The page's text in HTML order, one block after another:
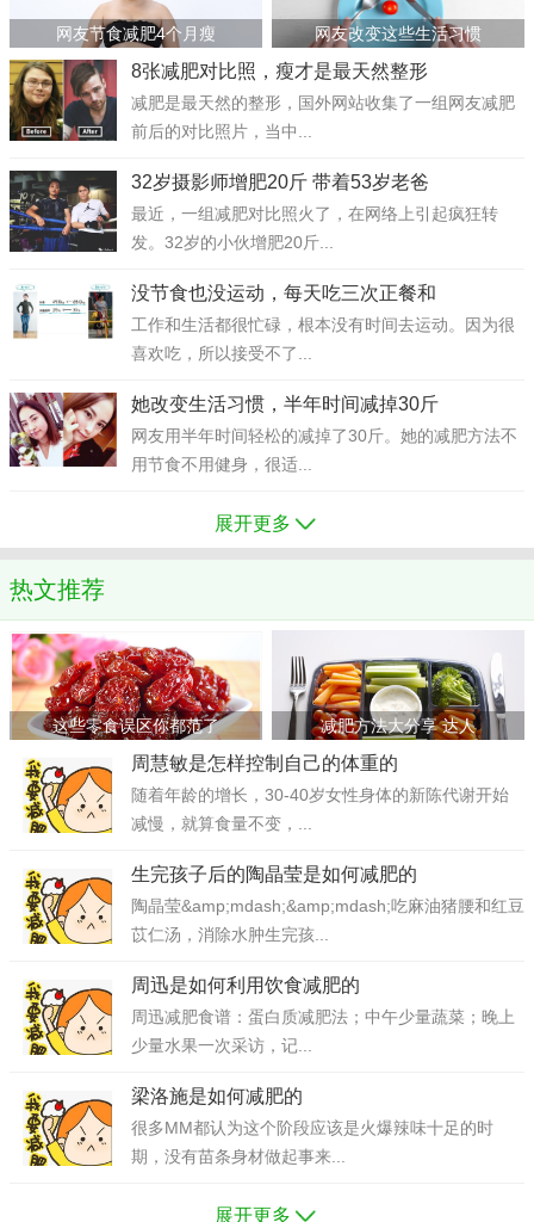
网友节食减肥4个月瘦 网友改变这些生活习惯
8张减肥对比照，瘦才是最天然整形
减肥是最天然的整形，国外网站收集了一组网友减肥
前后的对比照片，当中...
32岁摄影师增肥20斤 带着53岁老爸
最近，一组减肥对比照火了，在网络上引起疯狂转
发。32岁的小伙增肥20斤...
没节食也没运动，每天吃三次正餐和
工作和生活都很忙碌，根本没有时间去运动。因为很
喜欢吃，所以接受不了...
她改变生活习惯，半年时间减掉30斤
网友用半年时间轻松的减掉了30斤。她的减肥方法不
用节食不用健身，很适...
展开更多
热文推荐
这些零食误区你都范了 减肥方法大分享 达人
周慧敏是怎样控制自己的体重的
随着年龄的增长，30-40岁女性身体的新陈代谢开始
减慢，就算食量不变，...
生完孩子后的陶晶莹是如何减肥的
陶晶莹&amp;mdash;&amp;mdash;吃麻油猪腰和红豆
苡仁汤，消除水肿生完孩...
周迅是如何利用饮食减肥的
周迅减肥食谱：蛋白质减肥法；中午少量蔬菜；晚上
少量水果一次采访，记...
梁洛施是如何减肥的
很多MM都认为这个阶段应该是火爆辣味十足的时
期，没有苗条身材做起事来...
展开更多